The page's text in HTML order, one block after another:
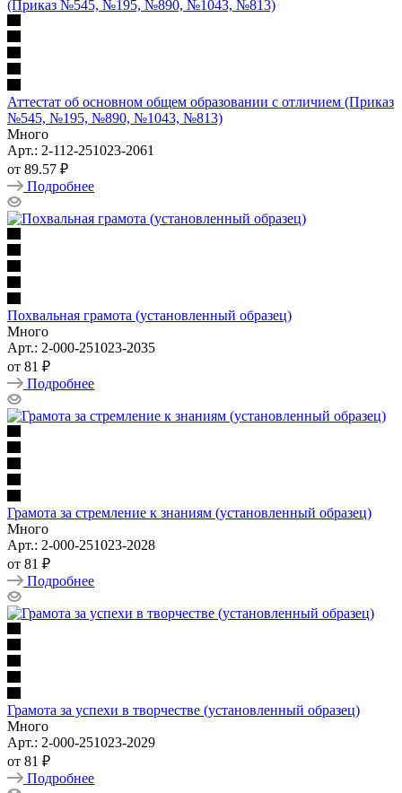
Аттестат об основном общем образовании с отличием (Приказ
№545, №195, №890, №1043, №813)
Много
Арт.: 2-112-251023-2061
от 89.57 ₽
Подробнее
Похвальная грамота (установленный образец)
Много
Арт.: 2-000-251023-2035
от 81 ₽
Подробнее
Грамота за стремление к знаниям (установленный образец)
Много
Арт.: 2-000-251023-2028
от 81 ₽
Подробнее
Грамота за успехи в творчестве (установленный образец)
Много
Арт.: 2-000-251023-2029
от 81 ₽
Подробнее